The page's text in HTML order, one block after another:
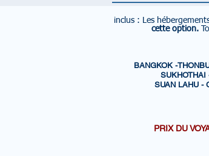
inclus : Les
cette option.
BANGKOK -
SUKHOTHAI
SUAN LAHU -
PRIX DU